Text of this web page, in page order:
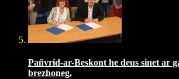
Pañvrid-ar-Beskont he deus sinet ar
brezhoneg.